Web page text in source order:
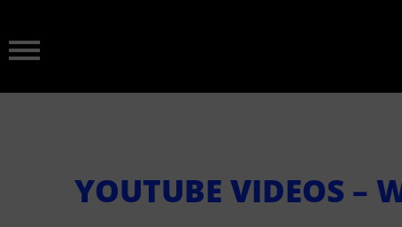
YOUTUBE VIDEOS –